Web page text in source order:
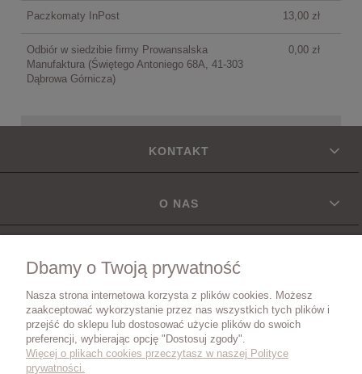
Paczkomaty InPost 13,00 zł
Odbiór w siedzibie firmy Prowansalska
Manufaktura (Świętego Antoniego 68A, 41-303
Dąbrowa Górnicza)
0,00 zł
KONTAKT
O NAS
DOSTAWA
ZWROTY I REKLAMACJE
Dbamy o Twoją prywatność
Nasza strona internetowa korzysta z plików cookies. Możesz
zaakceptować wykorzystanie przez nas wszystkich tych plików i
przejść do sklepu lub dostosować użycie plików do swoich
preferencji, wybierając opcję "Dostosuj zgody".
Więcej o plikach cookies przeczytasz w naszej Polityce
prywatności.